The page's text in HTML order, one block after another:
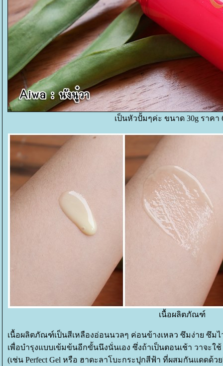
เป็นหัวปั้มๆค่ะ ขนาด 30g ราคา
เนื้อผลิตภัณฑ์
เนื้อผลิตภัณฑ์เป็นสีเหลืองอ่อนนวลๆ ค่อนข้างเหลว ซึมง่าย ซึม
เพื่อบำรุงแบบเข้มข้นอีกขั้นนึงนั่นเอง ซึ่งถ้าเป็นตอนเช้า วาจะใ
(เช่น Perfect Gel หรือ ฮาดะลาโบะกระปุกสีฟ้า ที่ผสมกันแดดด้ว